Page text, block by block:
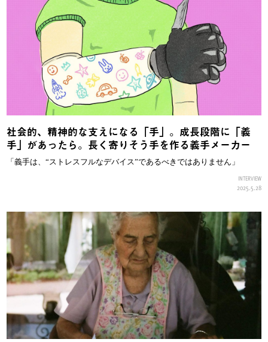
社会的、精神的な支えになる「手」。成長段階に「義
手」があったら。長く寄りそう手を作る義手メーカー
「義手は、“ストレスフルなデバイス”であるべきではありません」
INTERVIEW
2025.5.28